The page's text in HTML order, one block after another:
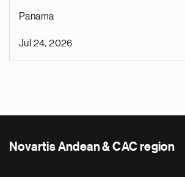
Panama
Jul 24, 2026
Novartis Andean & CAC region